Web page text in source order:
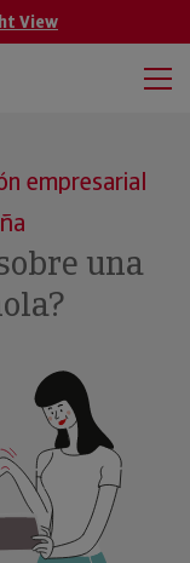
View
empresarial
una